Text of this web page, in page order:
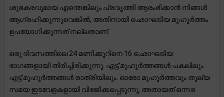
ശുഭകരവുമായ എന്തെങ്കിലും പ്രവൃത്തി ആരംഭിക്കാൻ നിങ്ങൾ
ആഗ്രഹിക്കുന്നുവെങ്കിൽ, അതിനായി ഛൊഘടിയ മുഹൂർത്തം
ഉപയോഗിക്കുന്നത് നല്ലതാണ്.
ഒരു ദിവസത്തിലെ 24 മണിക്കൂറിനെ 16 ഛൊഘടിയ
ഭാഗങ്ങളായി തിരിച്ചിരിക്കുന്നു. എട്ട് മുഹൂർത്തങ്ങൾ പകലിലും
എട്ട് മുഹൂർത്തങ്ങൾ രാത്രിയിലും. ഓരോ മുഹൂർത്തവും തുല്യ
സമയ ഇടവേളകളായി വിഭജിക്കപ്പെടുന്നു, അതായത് ഒന്നര